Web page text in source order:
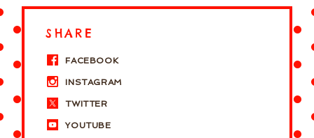
SHARE
FACEBOOK
INSTAGRAM
TWITTER
YOUTUBE